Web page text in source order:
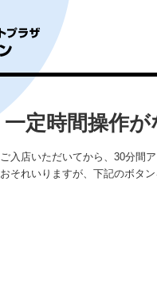
一定時間操作
ご入店いただいてから、30分間
おそれいりますが、下記のボタ